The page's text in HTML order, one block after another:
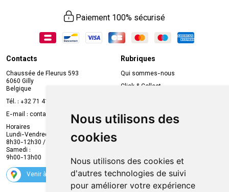
Nous utilisons des
cookies
Nous utilisons des cookies et
d'autres technologies de suivi
pour améliorer votre expérience
Paiement 100% sécurisé
Contacts
Chaussée de Fleurus 593
6060 Gilly
Belgique
Tél. : +32 71 41 32 10
E-mail : contact
mvapharma.be
Horaires
Lundi-Vendredi :
8h30-12h30 / 13h30-18h30
Samedi :
9h00-13h00
Venir à la pharmacie
Rubriques
Qui sommes-nous
Click & Collect
Compte professionnel
Envoi d’ordonnance
Suivez-nous